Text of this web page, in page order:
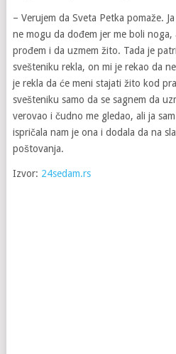
– Verujem da Sveta Petka pomaže.
ne mogu da dođem jer me boli noga,
prođem i da uzmem žito. Tada je
svešteniku rekla, on mi je rekao da
je rekla da će meni stajati žito kod
svešteniku samo da se sagnem da
verovao i čudno me gledao, ali ja
ispričala nam je ona i dodala da na
poštovanja.
Izvor: 24sedam.rs